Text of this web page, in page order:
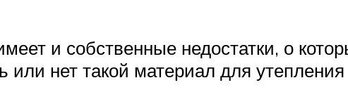
и собственные недостатки, о
или нет такой материал для